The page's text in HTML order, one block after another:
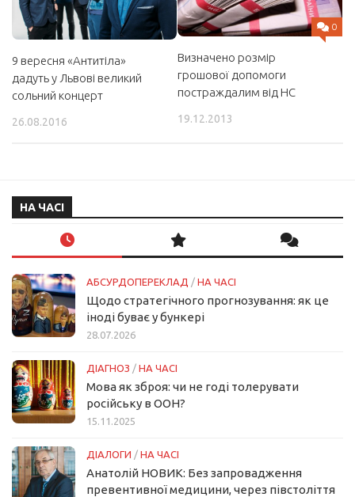
9 вересня «Антитіла»
дадуть у Львові великий
сольний концерт
26.08.2016
0
Визначено розмір
грошової допомоги
постраждалим від НС
19.12.2013
НА ЧАСІ
АБСУРДОПЕРЕКЛАД / НА ЧАСІ
Щодо стратегічного прогнозування: як це
іноді буває у бункері
28.07.2026
ДІАГНОЗ / НА ЧАСІ
Мова як зброя: чи не годі толерувати
російську в ООН?
15.11.2025
ДІАЛОГИ / НА ЧАСІ
Анатолій НОВИК: Без запровадження
превентивної медицини, через півстоліття